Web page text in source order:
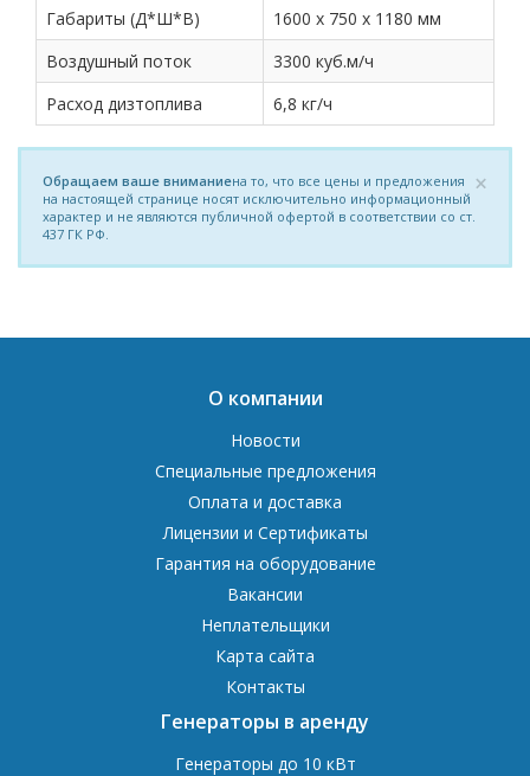
Габариты (Д*Ш*В)
1600 х 750 х 1180 мм
Воздушный поток
3300 куб.м/ч
Расход дизтоплива
6,8 кг/ч
×
Обращаем ваше вниманиена то, что все цены и предложения
на настоящей странице носят исключительно информационный
характер и не являются публичной офертой в соответствии со ст.
437 ГК РФ.
О компании
Новости
Специальные предложения
Оплата и доставка
Лицензии и Сертификаты
Гарантия на оборудование
Вакансии
Неплательщики
Карта сайта
Контакты
Генераторы в аренду
Генераторы до 10 кВт